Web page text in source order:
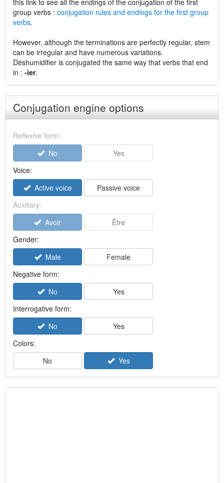
this link to see all the endings of the conjugation of the first
group verbs : conjugation rules and endings for the first group
verbs.
However, although the terminations are perfectly regular, stem
can be irregular and have numerous variations.
Déshumidifier is conjugated the same way that verbs that end
in : -ier.
Conjugation engine options
Reflexive form:
No
Yes
Voice:
Active voice
Passive voice
Auxiliary:
Avoir
Être
Gender:
Male
Female
Negative form:
No
Yes
Interrogative form:
No
Yes
Colors:
No
Yes